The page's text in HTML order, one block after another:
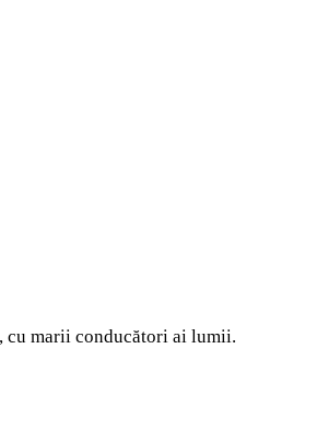
cu marii conducători ai lumii.